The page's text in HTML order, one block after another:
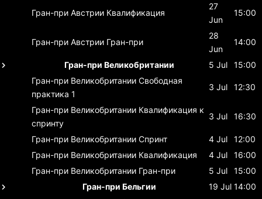
Гран-при Австрии Квалификация
27
Jun
15:00
Гран-при Австрии Гран-при
28
Jun
14:00
Гран-при Великобритании 5 Jul
15:00
Гран-при Великобритании Свободная
практика 1
3 Jul 12:30
Гран-при Великобритании Квалификация к
спринту
3 Jul 16:30
Гран-при Великобритании Спринт 4 Jul
12:00
Гран-при Великобритании Квалификация 4 Jul
16:00
Гран-при Великобритании Гран-при 5 Jul
15:00
Гран-при Бельгии
19 Jul 14:00